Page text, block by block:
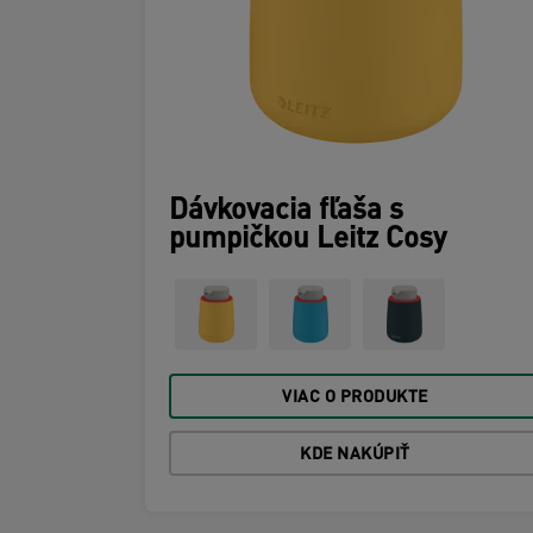
Dávkovacia fľaša s
pumpičkou Leitz Cosy
VIAC O PRODUKTE
KDE NAKÚPIŤ